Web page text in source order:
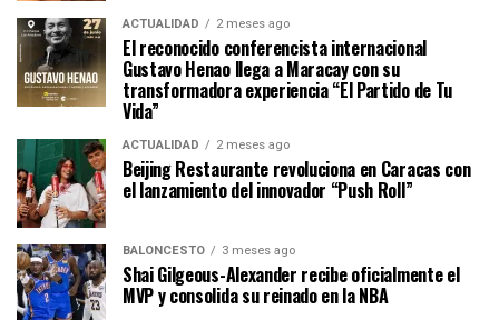
ACTUALIDAD 2 meses ago
El reconocido conferencista internacional
Gustavo Henao llega a Maracay con su
transformadora experiencia “El Partido de Tu
Vida”
ACTUALIDAD 2 meses ago
Beijing Restaurante revoluciona en Caracas con
el lanzamiento del innovador “Push Roll”
BALONCESTO 3 meses ago
Shai Gilgeous-Alexander recibe oficialmente el
MVP y consolida su reinado en la NBA